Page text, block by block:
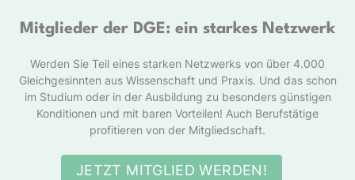
Mitglieder der DGE: ein starkes Netzwerk
Werden Sie Teil eines starken Netzwerks von über 4.000
Gleichgesinnten aus Wissenschaft und Praxis. Und das schon
im Studium oder in der Ausbildung zu besonders günstigen
Konditionen und mit baren Vorteilen! Auch Berufstätige
profitieren von der Mitgliedschaft.
JETZT MITGLIED WERDEN!